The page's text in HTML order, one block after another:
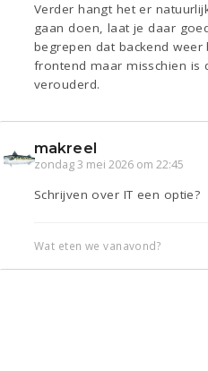
Verder hangt het er
gaan doen, laat je daar
begrepen dat backend
frontend maar misschien is
verouderd.
makreel
zondag 3 mei 2026 om 22:45
Schrijven over IT een optie?
Wat eten we vanavond?